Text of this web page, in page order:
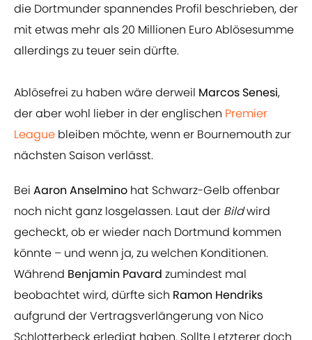
die Dortmunder spannendes Profil beschrieben, der
mit etwas mehr als 20 Millionen Euro Ablösesumme
allerdings zu teuer sein dürfte.
Ablösefrei zu haben wäre derweil Marcos Senesi,
der aber wohl lieber in der englischen Premier
League bleiben möchte, wenn er Bournemouth zur
nächsten Saison verlässt.
Bei Aaron Anselmino hat Schwarz-Gelb offenbar
noch nicht ganz losgelassen. Laut der Bildwird
gecheckt, ob er wieder nach Dortmund kommen
könnte – und wenn ja, zu welchen Konditionen.
Während Benjamin Pavard zumindest mal
beobachtet wird, dürfte sich Ramon Hendriks
aufgrund der Vertragsverlängerung von Nico